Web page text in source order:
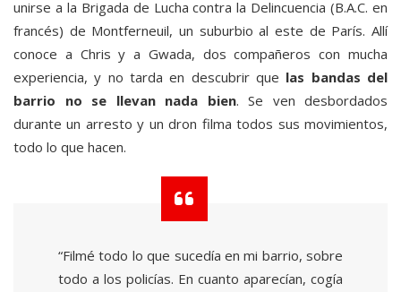
unirse a la Brigada de Lucha contra la Delincuencia (B.A.C. en
francés) de Montferneuil, un suburbio al este de París. Allí
conoce a Chris y a Gwada, dos compañeros con mucha
experiencia, y no tarda en descubrir que las bandas del
barrio no se llevan nada bien. Se ven desbordados
durante un arresto y un dron filma todos sus movimientos,
todo lo que hacen.
“Filmé todo lo que sucedía en mi barrio, sobre
todo a los policías. En cuanto aparecían, cogía